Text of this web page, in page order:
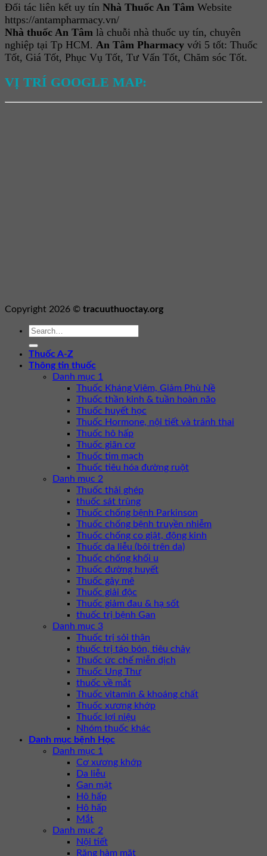
Đối tác liên kết uy tín Nhà Thuốc An Tâm Website
https://antampharmacy.vn/
Nhà thuốc An Tâm là chuỗi nhà thuốc uy tín, chuyên
nghiệp tại Tp HCM. An Tâm Pharmacy với 5 tốt: Thuốc
Tốt, Giá Tốt, Phục Vụ Tốt, Tư Vấn Tốt, Chăm sóc Tốt.
VỊ TRÍ GOOGLE MAP:
Copyright 2026 © tracuuthuoctay.org
Thuốc A-Z
Thông tin thuốc
Danh mục 1
Thuốc Kháng Viêm, Giảm Phù Nề
Thuốc thần kinh & tuần hoàn não
Thuốc huyết học
Thuốc Hormone, nội tiết và tránh thai
Thuốc hô hấp
Thuốc giãn cơ
Thuốc tim mạch
Thuốc tiêu hóa đường ruột
Danh mục 2
Thuốc thải ghép
thuốc sát trùng
Thuốc chống bệnh Parkinson
Thuốc chống bệnh truyền nhiễm
Thuốc chống co giật, động kinh
Thuốc da liễu (bôi trên da)
Thuốc chống khối u
Thuốc đường huyết
Thuốc gây mê
Thuốc giải độc
Thuốc giảm đau & hạ sốt
thuốc trị bệnh Gan
Danh mục 3
Thuốc trị sỏi thận
thuốc trị táo bón, tiêu chảy
Thuốc ức chế miễn dịch
Thuốc Ung Thư
thuốc về mắt
Thuốc vitamin & khoáng chất
Thuốc xương khớp
Thuốc lợi niệu
Nhóm thuốc khác
Danh mục bệnh Học
Danh mục 1
Cơ xương khớp
Da liễu
Gan mật
Hô hấp
Hô hấp
Mắt
Danh mục 2
Nội tiết
Răng hàm mặt